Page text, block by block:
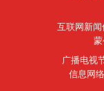
互联网新
广播电视
信息网